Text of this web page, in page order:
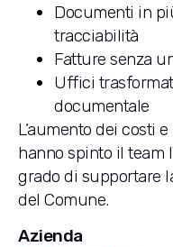
Documenti in
tracciabilità
Fatture senza
Uffici
documentale
L’aumento dei costi
hanno spinto il team
grado di supportare
del Comune.
Azienda